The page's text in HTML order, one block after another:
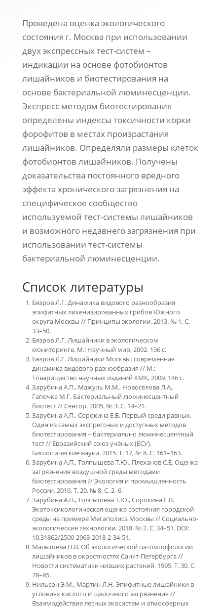
Проведена оценка экологического
состояния г. Москва при использовании
двух экспрессных тест-систем –
индикации на основе фотобионтов
лишайников и биотестирования на
основе бактериальной люминесценции.
Экспресс методом биотестирования
определены индексы токсичности корки
форофитов в местах произрастания
лишайников. Определяли размеры клеток
фотобионтов лишайников. Получены
доказательства постоянного вредного
эффекта хронического загрязнения на
специфическое сообщество
используемой тест-системы лишайников
и возможного недавнего загрязнения при
использовании тест-системы
бактериальной люминесценции.
Список литературы
Бязров Л.Г. Динамика видового разнообразия
эпифитных лихенизированных грибов Южного
округа Москвы // Принципы экологии. 2013. № 1. С.
33–50.
Бязров Л.Г. Лишайники в экологическом
мониторинге. М.: Научный мир, 2002. 136 с.
Бязров Л.Г. Лишайники Москвы: современная
динамика видового разнообразия // М.:
Товарищество научных изданий КМК, 2009. 146 с.
Зарубина А.П., Мажуль М.М., Новосёлова Л.А.,
Гапочка М.Г. Бактериальный люминесцентный
биотест // Сенсор. 2005. № 3. С. 14–21.
Зарубина А.П., Сорокина Е.В. Первый среди равных.
Один из самых экспрессных и доступных методов
биотестирования – бактериально люминесцентный
тест // Евразийский союз учёных (ЕСУ).
Биологические науки. 2015. Т. 17, № 8. С. 161–163.
Зарубина А.П., Толпышева Т.Ю., Плеханов С.Е. Оценка
загрязнения воздушной среды методами
биотестирования // Экология и промышленность
России. 2016. Т. 29, № 8. С. 2–6.
Зарубина А.П., Толпышева Т.Ю., Сорокина Е.В.
Экотоксикологическая оценка состояния городской
среды на примере Мегаполиса Москвы // Социально-
экологические технологии. 2018. № 2. С. 34–51. DOI:
10.31862/2500-2963-2018-2-34-51.
Малышева Н.В. Об экологической патоморфологии
лишайников в окрестностях Санкт-Петербурга //
Новости систематики низших растений. 1995. Т. 30. С.
78–85.
Нильсон Э.М., Мартин Л.Н. Эпифитные лишайники в
условиях кислого и щелочного загрязнения //
Взаимодействие лесных экосистем и атмосферных